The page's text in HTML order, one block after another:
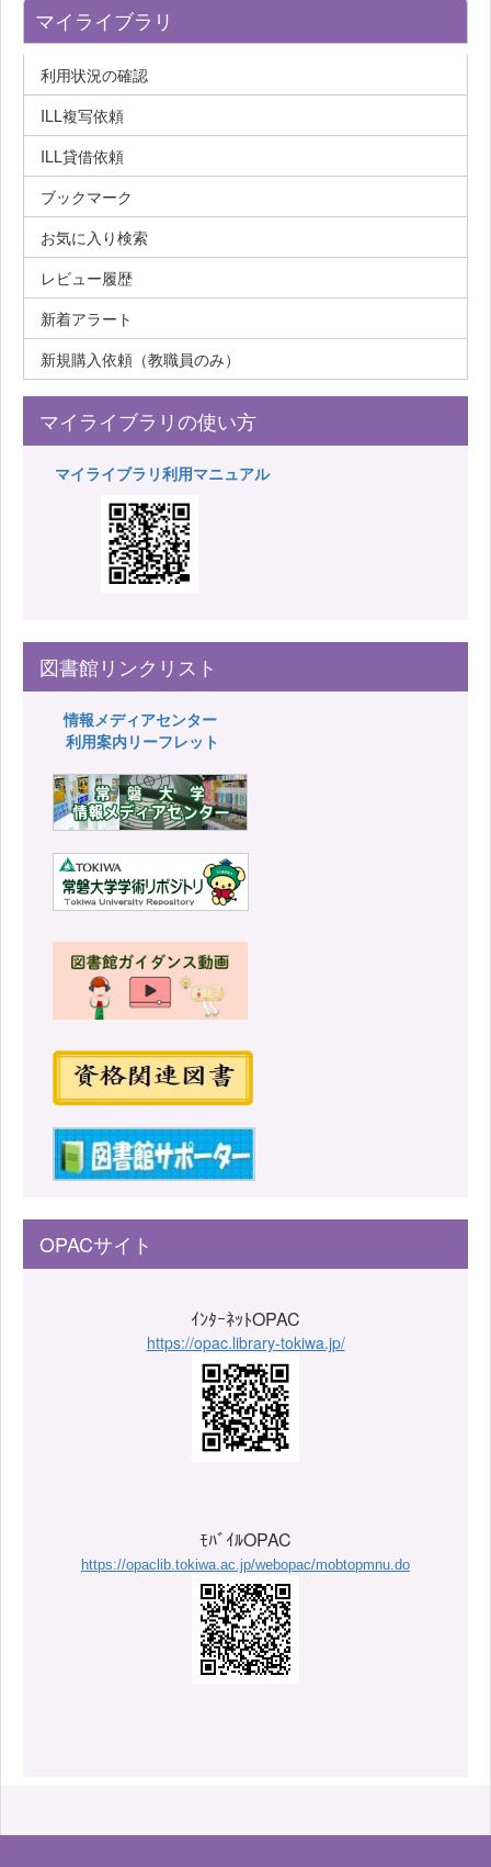
マイライブラリ
利用状況の確認
ILL複写依頼
ILL貸借依頼
ブックマーク
お気に入り検索
レビュー履歴
新着アラート
新規購入依頼（教職員のみ）
マイライブラリの使い方
マイライブラリ利用マニュアル
図書館リンクリスト
情報メディアセンター
利用案内リーフレット
OPACサイト
ｲﾝﾀｰﾈｯﾄOPAC
https://opac.library-tokiwa.jp/
ﾓﾊﾞｲﾙOPAC
https://opaclib.tokiwa.ac.jp/webopac/mobtopmnu.do